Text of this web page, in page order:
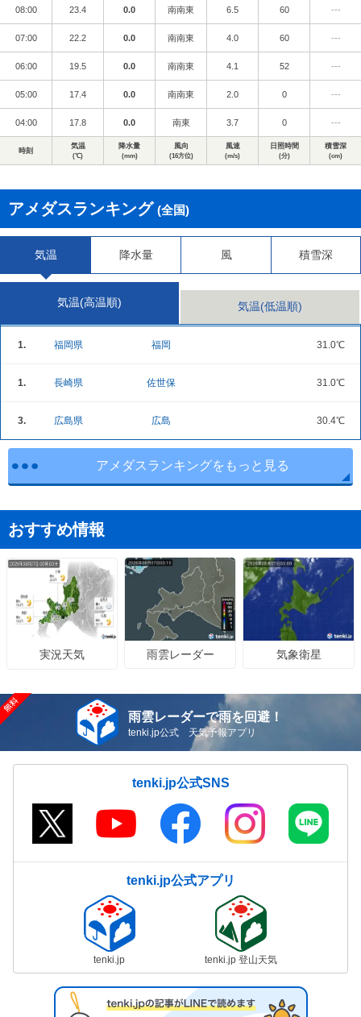
08:00 23.4 0.0 南南東 6.5 60 ---
07:00 22.2 0.0 南南東 4.0 60 ---
06:00 19.5 0.0 南南東 4.1 52 ---
05:00 17.4 0.0 南南東 2.0 0 ---
04:00 17.8 0.0 南東 3.7 0 ---
時刻
気温
(℃)
降水量
(mm)
風向
(16方位)
風速
(m/s)
日照時間
(分)
積雪深
(cm)
アメダスランキング (全国)
気温 降水量 風 積雪深
気温(高温順) 気温(低温順)
1. 福岡県 福岡 31.0℃
1. 長崎県 佐世保 31.0℃
3. 広島県 広島 30.4℃
アメダスランキングをもっと見る
おすすめ情報
実況天気 雨雲レーダー 気象衛星
雨雲レーダーで雨を回避！
tenki.jp公式 天気予報アプリ
tenki.jp公式SNS
tenki.jp公式アプリ
tenki.jp tenki.jp 登山天気